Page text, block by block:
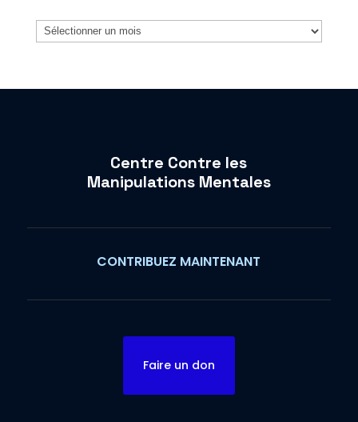
Archives
Centre Contre les
Manipulations Mentales
CONTRIBUEZ MAINTENANT
Faire un don